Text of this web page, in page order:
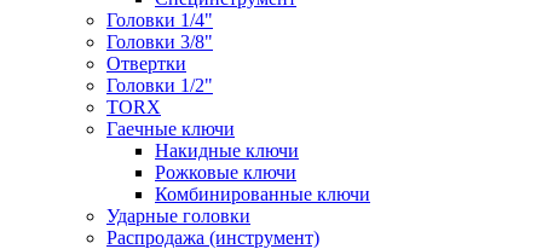
Головки 1/4"
Головки 3/8"
Отвертки
Головки 1/2"
TORX
Гаечные ключи
Накидные ключи
Рожковые ключи
Комбинированные ключи
Ударные головки
Распродажа (инструмент)